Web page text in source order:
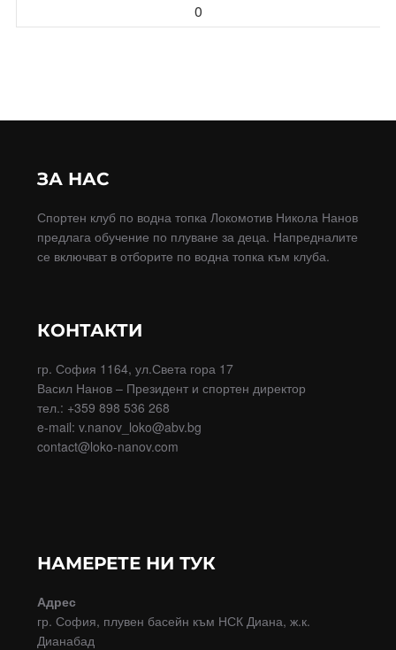
0
ЗА НАС
Спортен клуб по водна топка Локомотив Никола Нанов
предлага обучение по плуване за деца. Напредналите
се включват в отборите по водна топка към клуба.
КОНТАКТИ
гр. София 1164, ул.Света гора 17
Васил Нанов – Президент и спортен директор
тел.: +359 898 536 268
e-mail: v.nanov_loko@abv.bg
contact@loko-nanov.com
НАМЕРЕТЕ НИ ТУК
Адрес
гр. София, плувен басейн към НСК Диана, ж.к.
Дианабад